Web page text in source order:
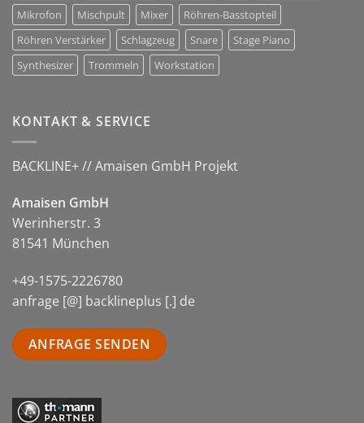
Mikrofon
Mischpult Mixer
Röhren-Basstopteil
Röhren Verstärker
Schlagzeug Snare
Stage Piano
Synthesizer
Trommeln Workstation
KONTAKT & SERVICE
BACKLINE+ // Amaisen GmbH Projekt
Amaisen GmbH
Werinherstr. 3
81541 München
+49-1575-2226780
anfrage [@] backlineplus [.] de
ANFRAGE SENDEN